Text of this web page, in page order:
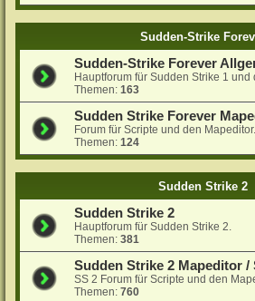
Sudden-Strike
Sudden-Strike Forever
Hauptforum für Sudden Strike 1 und
Themen:163
Sudden Strike Forever
Forum für Scripte und den Mapeditor.
Themen:124
Sudden Strike 2
Sudden Strike 2
Hauptforum für Sudden Strike 2.
Themen:381
Sudden Strike 2 Mapeditor /
SS 2 Forum für Scripte und den
Themen:760